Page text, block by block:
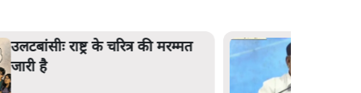
उलटबांसीः राष्ट्र के चरित्र की मरम्मत
जारी है